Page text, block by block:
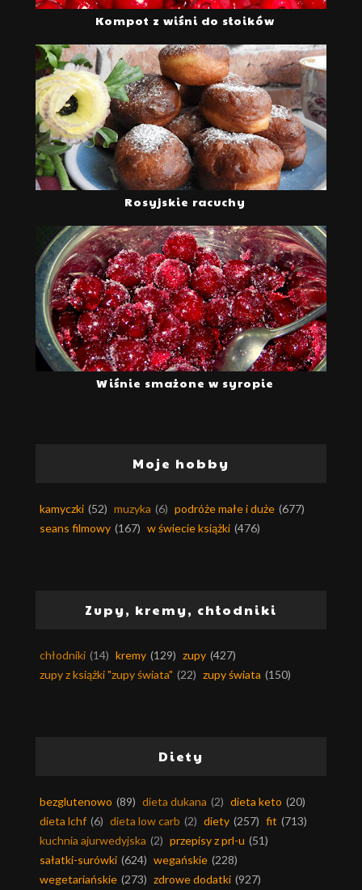
Kompot z wiśni do słoików
Rosyjskie racuchy
Wiśnie smażone w syropie
Moje hobby
kamyczki (52) muzyka (6) podróże małe i duże (677)
seans filmowy (167) w świecie książki (476)
Zupy, kremy, chłodniki
chłodniki (14) kremy (129) zupy (427)
zupy z książki "zupy świata" (22) zupy świata (150)
Diety
bezglutenowo (89) dieta dukana (2) dieta keto (20)
dieta lchf (6) dieta low carb (2) diety (257) fit (713)
kuchnia ajurwedyjska (2) przepisy z prl-u (51)
sałatki-surówki (624) wegańskie (228)
wegetariańskie (273) zdrowe dodatki (927)